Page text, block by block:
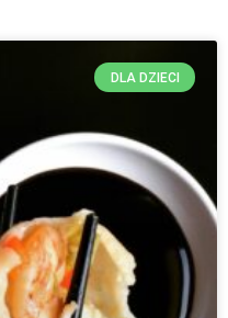
DLA DZIECI